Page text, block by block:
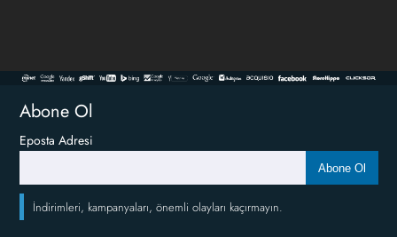
Abone Ol
Eposta Adresi
Abone Ol
İndirimleri, kampanyaları, önemli olayları kaçırmayın.